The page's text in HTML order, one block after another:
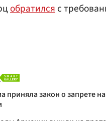
обратилсяс
приняла закон о запрете